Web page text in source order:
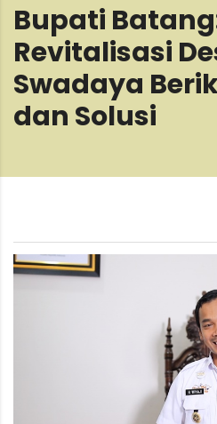
Bupati
Revitalisasi
Swadaya
dan Solusi